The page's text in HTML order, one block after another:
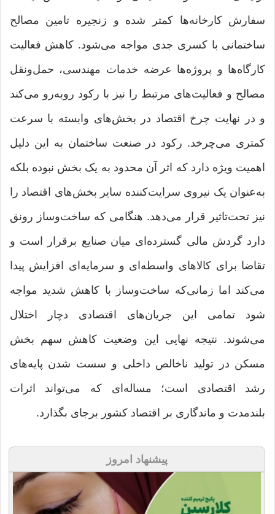
سفارش کارخانه‌ها کمتر شده و زنجیره تامین مصالح
ساختمانی با کسری جدی مواجه می‌شود. کاهش فعالیت
کارگاه‌ها و پروژه‌ها عرضه خدمات مهندسی، حمل‌ونقل
مصالح و فعالیت‌های مرتبط را نیز با رکود روبه‌رو می‌کند
و در نهایت چرخ اقتصاد در بخش‌های وابسته با سرعت
کمتری می‌چرخد. رکود در صنعت ساختمان به این دلیل
اهمیت ویژه دارد که اثر آن محدود به یک بخش نبوده بلکه
به‌عنوان یک نیروی سرایت‌کننده سایر بخش‌های اقتصاد را
نیز تحت‌تاثیر قرار می‌دهد. هنگامی که ساخت‌وساز رونق
دارد گردش مالی گسترده‌ای میان صنایع برقرار است و
تقاضا برای کالاهای واسطه‌ای و سرمایه‌ای افزایش پیدا
می‌کند اما زمانی‌که ساخت‌وساز با کاهش شدید مواجه
شود تمامی این جریان‌های اقتصادی دچار اختلال
می‌شوند. نتیجه نهایی این وضعیت کاهش سهم بخش
مسکن در تولید ناخالص داخلی و سست شدن پایه‌های
رشد اقتصادی است؛ مساله‌ای که می‌تواند اثرات
بلندمدت و ماندگاری بر اقتصاد کشور برجای بگذارد.
پیشنهاد امروز